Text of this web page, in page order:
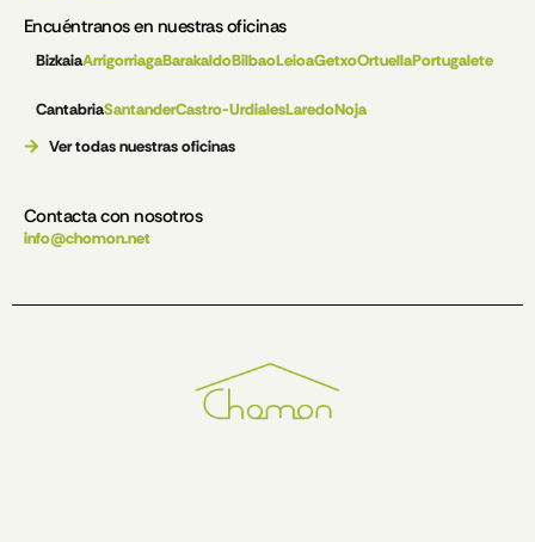
Encuéntranos en nuestras oficinas
BizkaiaArrigorriagaBarakaldoBilbaoLeioaGetxoOrtuellaPortugalete
CantabriaSantanderCastro-UrdialesLaredoNoja
Ver todas nuestras oficinas
Contacta con nosotros
info@chomon.net